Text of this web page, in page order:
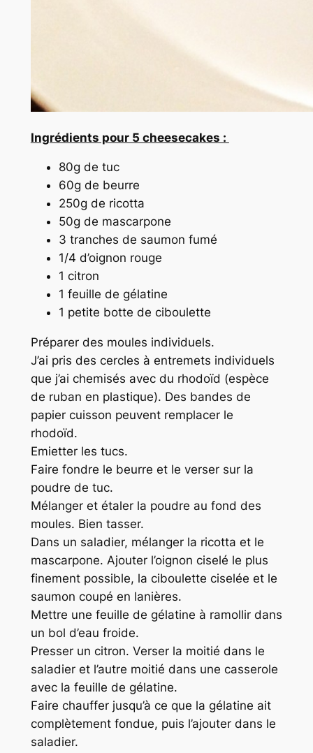
Ingrédients pour 5 cheesecakes :
80g de tuc
60g de beurre
250g de ricotta
50g de mascarpone
3 tranches de saumon fumé
1/4 d’oignon rouge
1 citron
1 feuille de gélatine
1 petite botte de ciboulette
Préparer des moules individuels.
J’ai pris des cercles à entremets individuels
que j’ai chemisés avec du rhodoïd (espèce
de ruban en plastique). Des bandes de
papier cuisson peuvent remplacer le
rhodoïd.
Emietter les tucs.
Faire fondre le beurre et le verser sur la
poudre de tuc.
Mélanger et étaler la poudre au fond des
moules. Bien tasser.
Dans un saladier, mélanger la ricotta et le
mascarpone. Ajouter l’oignon ciselé le plus
finement possible, la ciboulette ciselée et le
saumon coupé en lanières.
Mettre une feuille de gélatine à ramollir dans
un bol d’eau froide.
Presser un citron. Verser la moitié dans le
saladier et l’autre moitié dans une casserole
avec la feuille de gélatine.
Faire chauffer jusqu’à ce que la gélatine ait
complètement fondue, puis l’ajouter dans le
saladier.